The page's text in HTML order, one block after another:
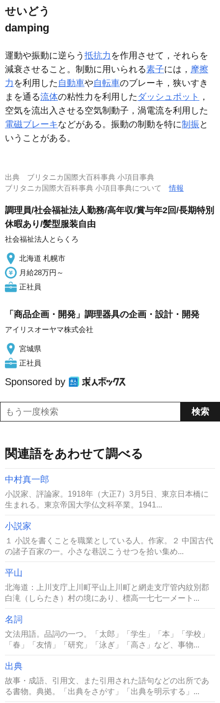
せいどう
damping
運動や振動に逆らう 抵抗力 を作用させて，それらを
減衰させること。制動に用いられる素子には， 摩擦
力 を利用した 自動車や自転車のブレーキ，狭いすき
まを通る流体の粘性力を利用した ダッシュポット ，
空気を流出入させる空気制動子，渦電流を利用した
電磁ブレーキなどがある。振動の制動を特に制振 と
いうことがある。
出典 ブリタニカ国際大百科事典 小項目事典
ブリタニカ国際大百科事典 小項目事典について情報
調理員/社会福祉法人勤務/高年収/賞与年2回/長期特別
休暇あり/髪型服装自由
社会福祉法人とらくろ
北海道 札幌市
月給28万円～
正社員
「商品企画・開発」調理器具の企画・設計・開発
アイリスオーヤマ株式会社
宮城県
正社員
Sponsored by
関連語をあわせて調べる
中村真一郎
小説家、評論家。1918年（大正7）3月5日、東京日本橋に
生まれる。東京帝国大学仏文科卒業。1941...
小説家
１ 小説を書くことを職業としている人。作家。２ 中国古代
の諸子百家の一。小さな巷説こうせつを拾い集め...
平山
北海道：上川支庁上川町平山上川町と網走支庁管内紋別郡
白滝（しらたき）村の境にあり、標高一七七一メート...
名詞
文法用語。品詞の一つ。「太郎」「学生」「本」「学校」
「春」「友情」「研究」「泳ぎ」「高さ」など、事物...
出典
故事・成語、引用文、また引用された語句などの出所であ
る書物。典拠。「出典をさがす」「出典を明示する」...